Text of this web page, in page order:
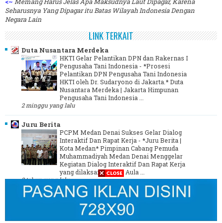
Seharusnya Yang Dipagar itu Batas Wilayah Indonesia Dengan
Negara Lain
LINK TERKAIT
Duta Nusantara Merdeka
HKTI Gelar Pelantikan DPN dan Rakernas I
Pengusaha Tani Indonesia - *Prosesi
Pelantikan DPN Pengusaha Tani Indonesia
HKTI oleh Dr. Sudaryono di Jakarta.* Duta
Nusantara Merdeka | Jakarta Himpunan
Pengusaha Tani Indonesia ...
2 minggu yang lalu
Juru Berita
PCPM Medan Denai Sukses Gelar Dialog
Interaktif Dan Rapat Kerja - *Juru Berita |
Kota Medan* Pimpinan Cabang Pemuda
Muhammadiyah Medan Denai Menggelar
Kegiatan Dialog Interaktif Dan Rapat Kerja
yang dilaksanakan Di Aula ...
3 tahun yang lalu
Media Online Indonesia - MOI